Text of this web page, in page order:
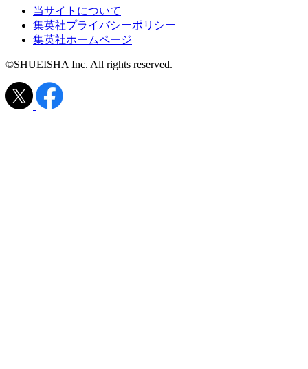
当サイトについて
集英社プライバシーポリシー
集英社ホームページ
©SHUEISHA Inc. All rights reserved.